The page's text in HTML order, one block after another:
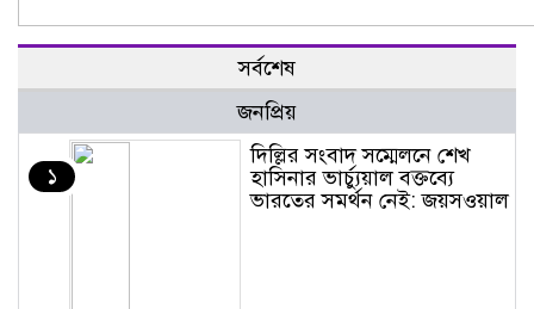
সর্বশেষ
জনপ্রিয়
১
দিল্লির সংবাদ সম্মেলনে শেখ
হাসিনার ভার্চ্যুয়াল বক্তব্যে
ভারতের সমর্থন নেই: জয়সওয়াল